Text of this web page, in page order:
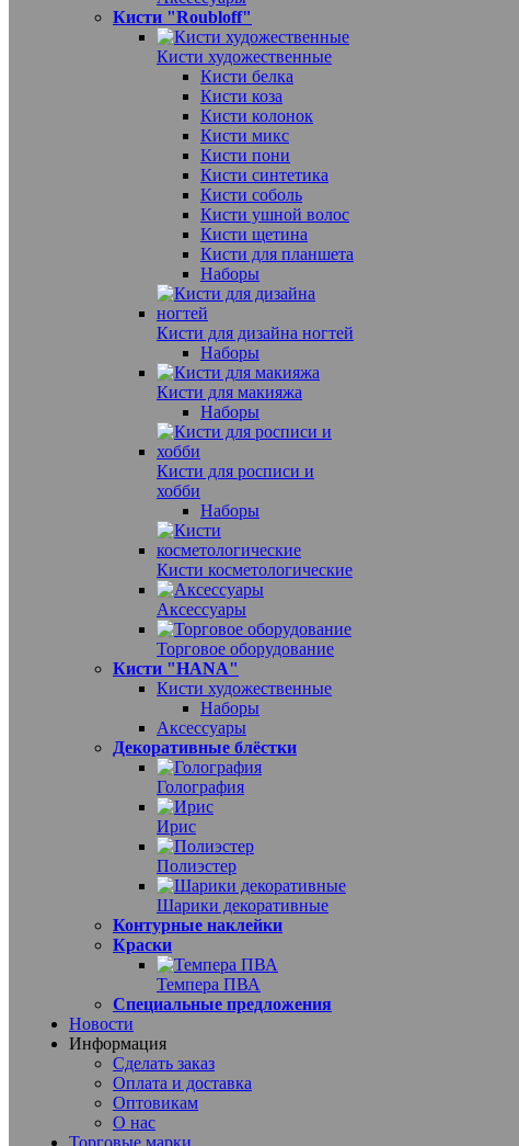
Кисти "Roubloff"
Кисти художественные
Кисти белка
Кисти коза
Кисти колонок
Кисти микс
Кисти пони
Кисти синтетика
Кисти соболь
Кисти ушной волос
Кисти щетина
Кисти для планшета
Наборы
Кисти для дизайна ногтей
Наборы
Кисти для макияжа
Наборы
Кисти для росписи и
хобби
Наборы
Кисти косметологические
Аксессуары
Торговое оборудование
Кисти "HANA"
Кисти художественные
Наборы
Аксессуары
Декоративные блёстки
Голография
Ирис
Полиэстер
Шарики декоративные
Контурные наклейки
Краски
Темпера ПВА
Специальные предложения
Новости
Информация
Сделать заказ
Оплата и доставка
Оптовикам
О нас
Торговые марки